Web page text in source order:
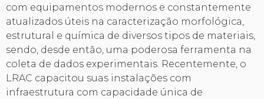
com equipamentos modernos e constantemente
atualizados úteis na caracterização morfológica,
estrutural e química de diversos tipos de materiais,
sendo, desde então, uma poderosa ferramenta na
coleta de dados experimentais. Recentemente, o
LRAC capacitou suas instalações com
infraestrutura com capacidade única de